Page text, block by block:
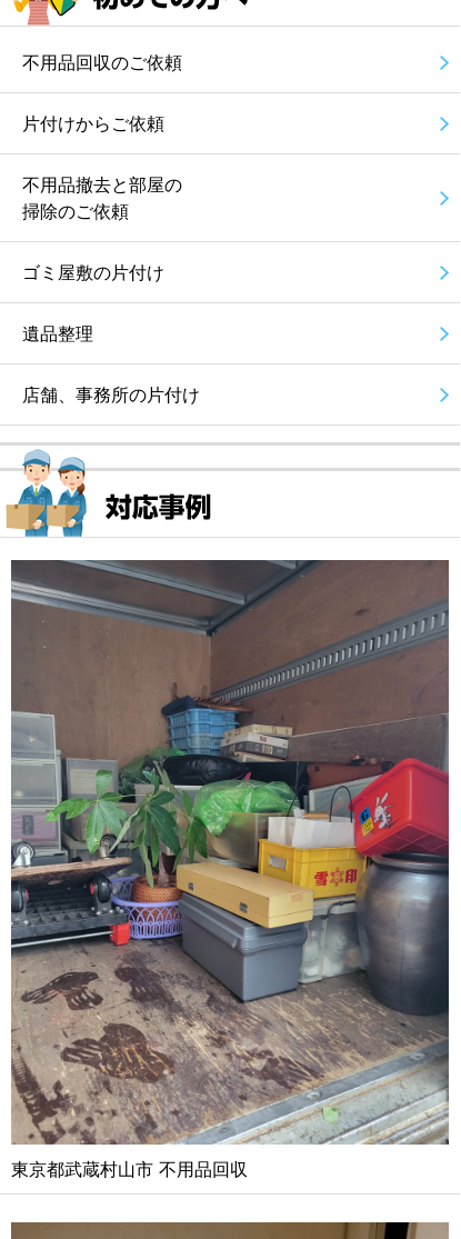
不用品回収のご依頼
片付けからご依頼
不用品撤去と部屋の
掃除のご依頼
ゴミ屋敷の片付け
遺品整理
店舗、事務所の片付け
東京都武蔵村山市 不用品回収